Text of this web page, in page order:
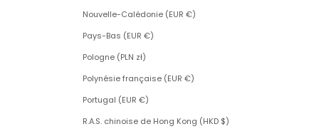
Nouvelle-Calédonie (EUR €)
Pays-Bas (EUR €)
Pologne (PLN zł)
Polynésie française (EUR €)
Portugal (EUR €)
R.A.S. chinoise de Hong Kong (HKD $)